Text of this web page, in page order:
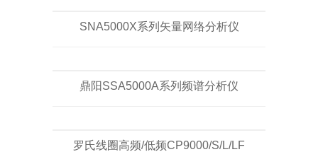
SNA5000X系列矢量网络分析仪
鼎阳SSA5000A系列频谱分析仪
罗氏线圈高频/低频CP9000/S/L/LF